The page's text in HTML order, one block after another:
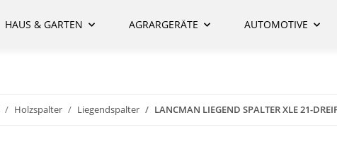
HAUS & GARTEN AGRARGERÄTE AUTOMOTIVE
Holzspalter Liegendspalter LANCMAN LIEGEND SPALTER XLE 21-